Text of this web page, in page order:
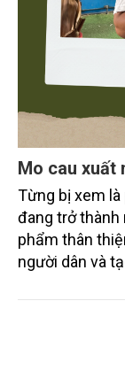
Mo cau xuất
Từng bị xem là
đang trở thành
phẩm thân
người dân và
chén, dĩa... từ